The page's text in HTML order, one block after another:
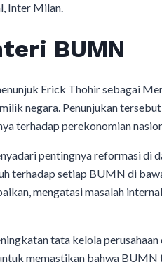
Inter Milan.
BUMN
Erick Thohir sebagai
negara. Penunjukan
terhadap perekonomian
pentingnya reformasi di
terhadap setiap BUMN di
mengatasi masalah
tata kelola perusahaan
memastikan bahwa BUMN